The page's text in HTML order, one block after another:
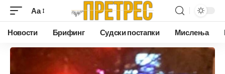
Аа
Новости Брифинг Судски постапки Мислења